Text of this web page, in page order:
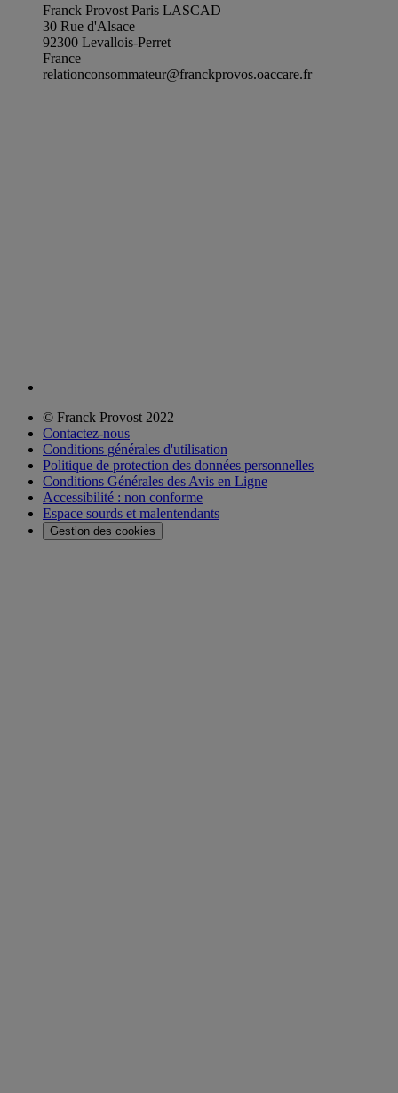
Franck Provost Paris LASCAD
30 Rue d'Alsace
92300 Levallois-Perret
France
relationconsommateur@franckprovos.oaccare.fr
© Franck Provost 2022
Contactez-nous
Conditions générales d'utilisation
Politique de protection des données personnelles
Conditions Générales des Avis en Ligne
Accessibilité : non conforme
Espace sourds et malentendants
Gestion des cookies